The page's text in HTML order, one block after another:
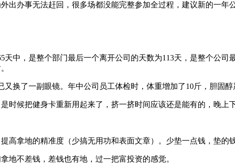
出办事无法赶回，很多场都没能完整参加全过程，建议新的一年
天中，是整个部门最后一个离开公司的天数为113天，是整个公
换了一副眼镜。年中公司员工体检时，体重增加了10斤，胆固
时候把健身卡重新用起来了，挤一挤时间应该还是能有的，晚上
高拿地的精准度（少搞无用功和表面文章）。少垫一点钱，垫的
地不差钱，差钱也有地，过一把富投资的感觉。